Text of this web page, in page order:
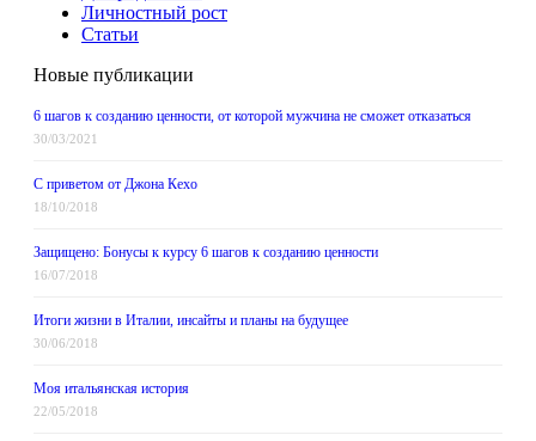
Личностный рост
Статьи
Новые публикации
6 шагов к созданию ценности, от которой мужчина не сможет отказаться
30/03/2021
С приветом от Джона Кехо
18/10/2018
Защищено: Бонусы к курсу 6 шагов к созданию ценности
16/07/2018
Итоги жизни в Италии, инсайты и планы на будущее
30/06/2018
Моя итальянская история
22/05/2018